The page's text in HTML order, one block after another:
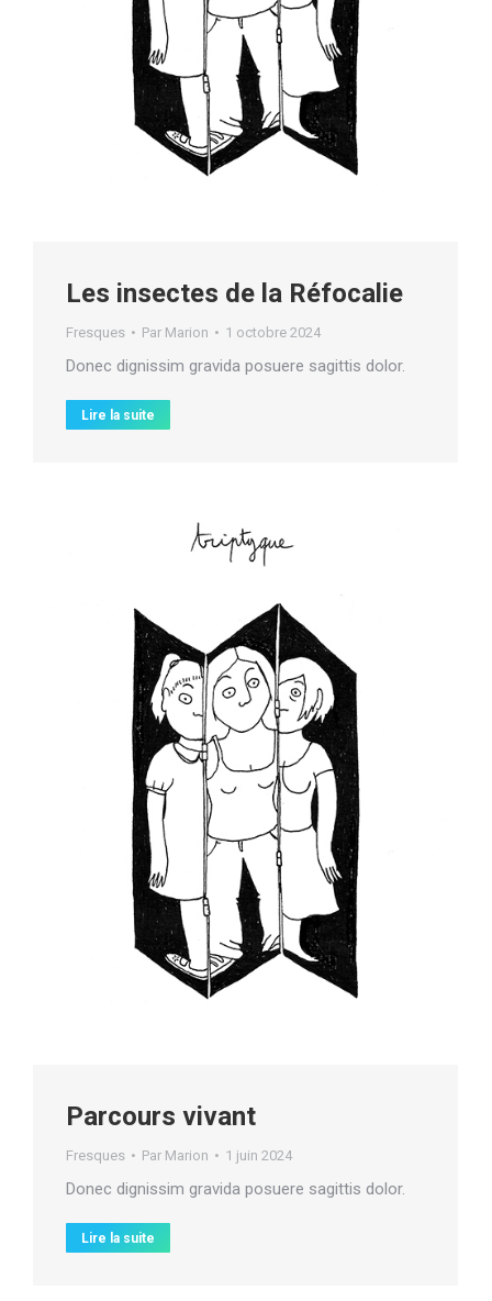
Les insectes de la Réfocalie
Fresques Par Marion 1 octobre 2024
Donec dignissim gravida posuere sagittis dolor.
Lire la suite
Parcours vivant
Fresques Par Marion 1 juin 2024
Donec dignissim gravida posuere sagittis dolor.
Lire la suite